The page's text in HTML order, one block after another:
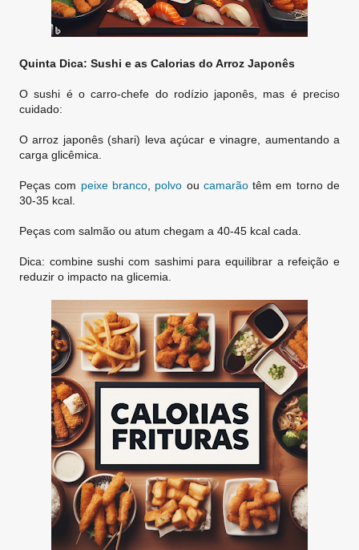
Quinta Dica: Sushi e as Calorias do Arroz Japonês
O sushi é o carro-chefe do rodízio japonês, mas é preciso
cuidado:
O arroz japonês (shari) leva açúcar e vinagre, aumentando a
carga glicêmica.
Peças com peixe branco, polvo ou camarãotêm em torno de
30-35 kcal.
Peças com salmão ou atum chegam a 40-45 kcal cada.
Dica: combine sushi com sashimi para equilibrar a refeição e
reduzir o impacto na glicemia.